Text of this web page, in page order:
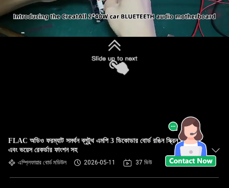
FLAC অডিও ফরম্যাট সমর্থন ব্লুটুথ এমপি 3 ডিকোডার বোর্ড রঙিন স্ক্রিন প্রদর্শন
এবং ভয়েস রেকর্ডার ফাংশন সহ
এম্প্লিফায়ার বোর্ড মডিউল 2026-05-11 37 ভিউ